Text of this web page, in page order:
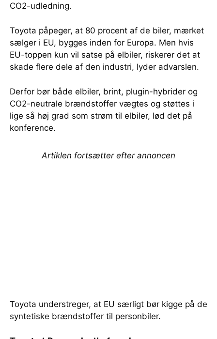
CO2-udledning.
Toyota påpeger, at 80 procent af de biler, mærket
sælger i EU, bygges inden for Europa. Men hvis
EU-toppen kun vil satse på elbiler, riskerer det at
skade flere dele af den industri, lyder advarslen.
Derfor bør både elbiler, brint, plugin-hybrider og
CO2-neutrale brændstoffer vægtes og støttes i
lige så høj grad som strøm til elbiler, lød det på
konference.
Artiklen fortsætter efter annoncen
Toyota understreger, at EU særligt bør kigge på de
syntetiske brændstoffer til personbiler.